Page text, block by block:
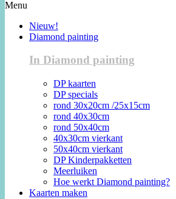
Menu
Nieuw!
Diamond painting
In Diamond painting
DP kaarten
DP specials
rond 30x20cm /25x15cm
rond 40x30cm
rond 50x40cm
40x30cm vierkant
50x40cm vierkant
DP Kinderpakketten
Meerluiken
Hoe werkt Diamond painting?
Kaarten maken